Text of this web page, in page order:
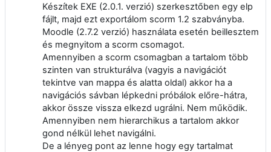
Készítek EXE (2.0.1. verzió) szerkesztőben egy elp
fájlt, majd ezt exportálom scorm 1.2 szabványba.
Moodle (2.7.2 verzió) használata esetén beillesztem
és megnyitom a scorm csomagot.
Amennyiben a scorm csomagban a tartalom több
szinten van strukturálva (vagyis a navigációt
tekintve van mappa és alatta oldal) akkor ha a
navigációs sávban lépkedni próbálok előre-hátra,
akkor össze vissza elkezd ugrálni. Nem működik.
Amennyiben nem hierarchikus a tartalom akkor
gond nélkül lehet navigálni.
De a lényeg pont az lenne hogy egy tartalmat